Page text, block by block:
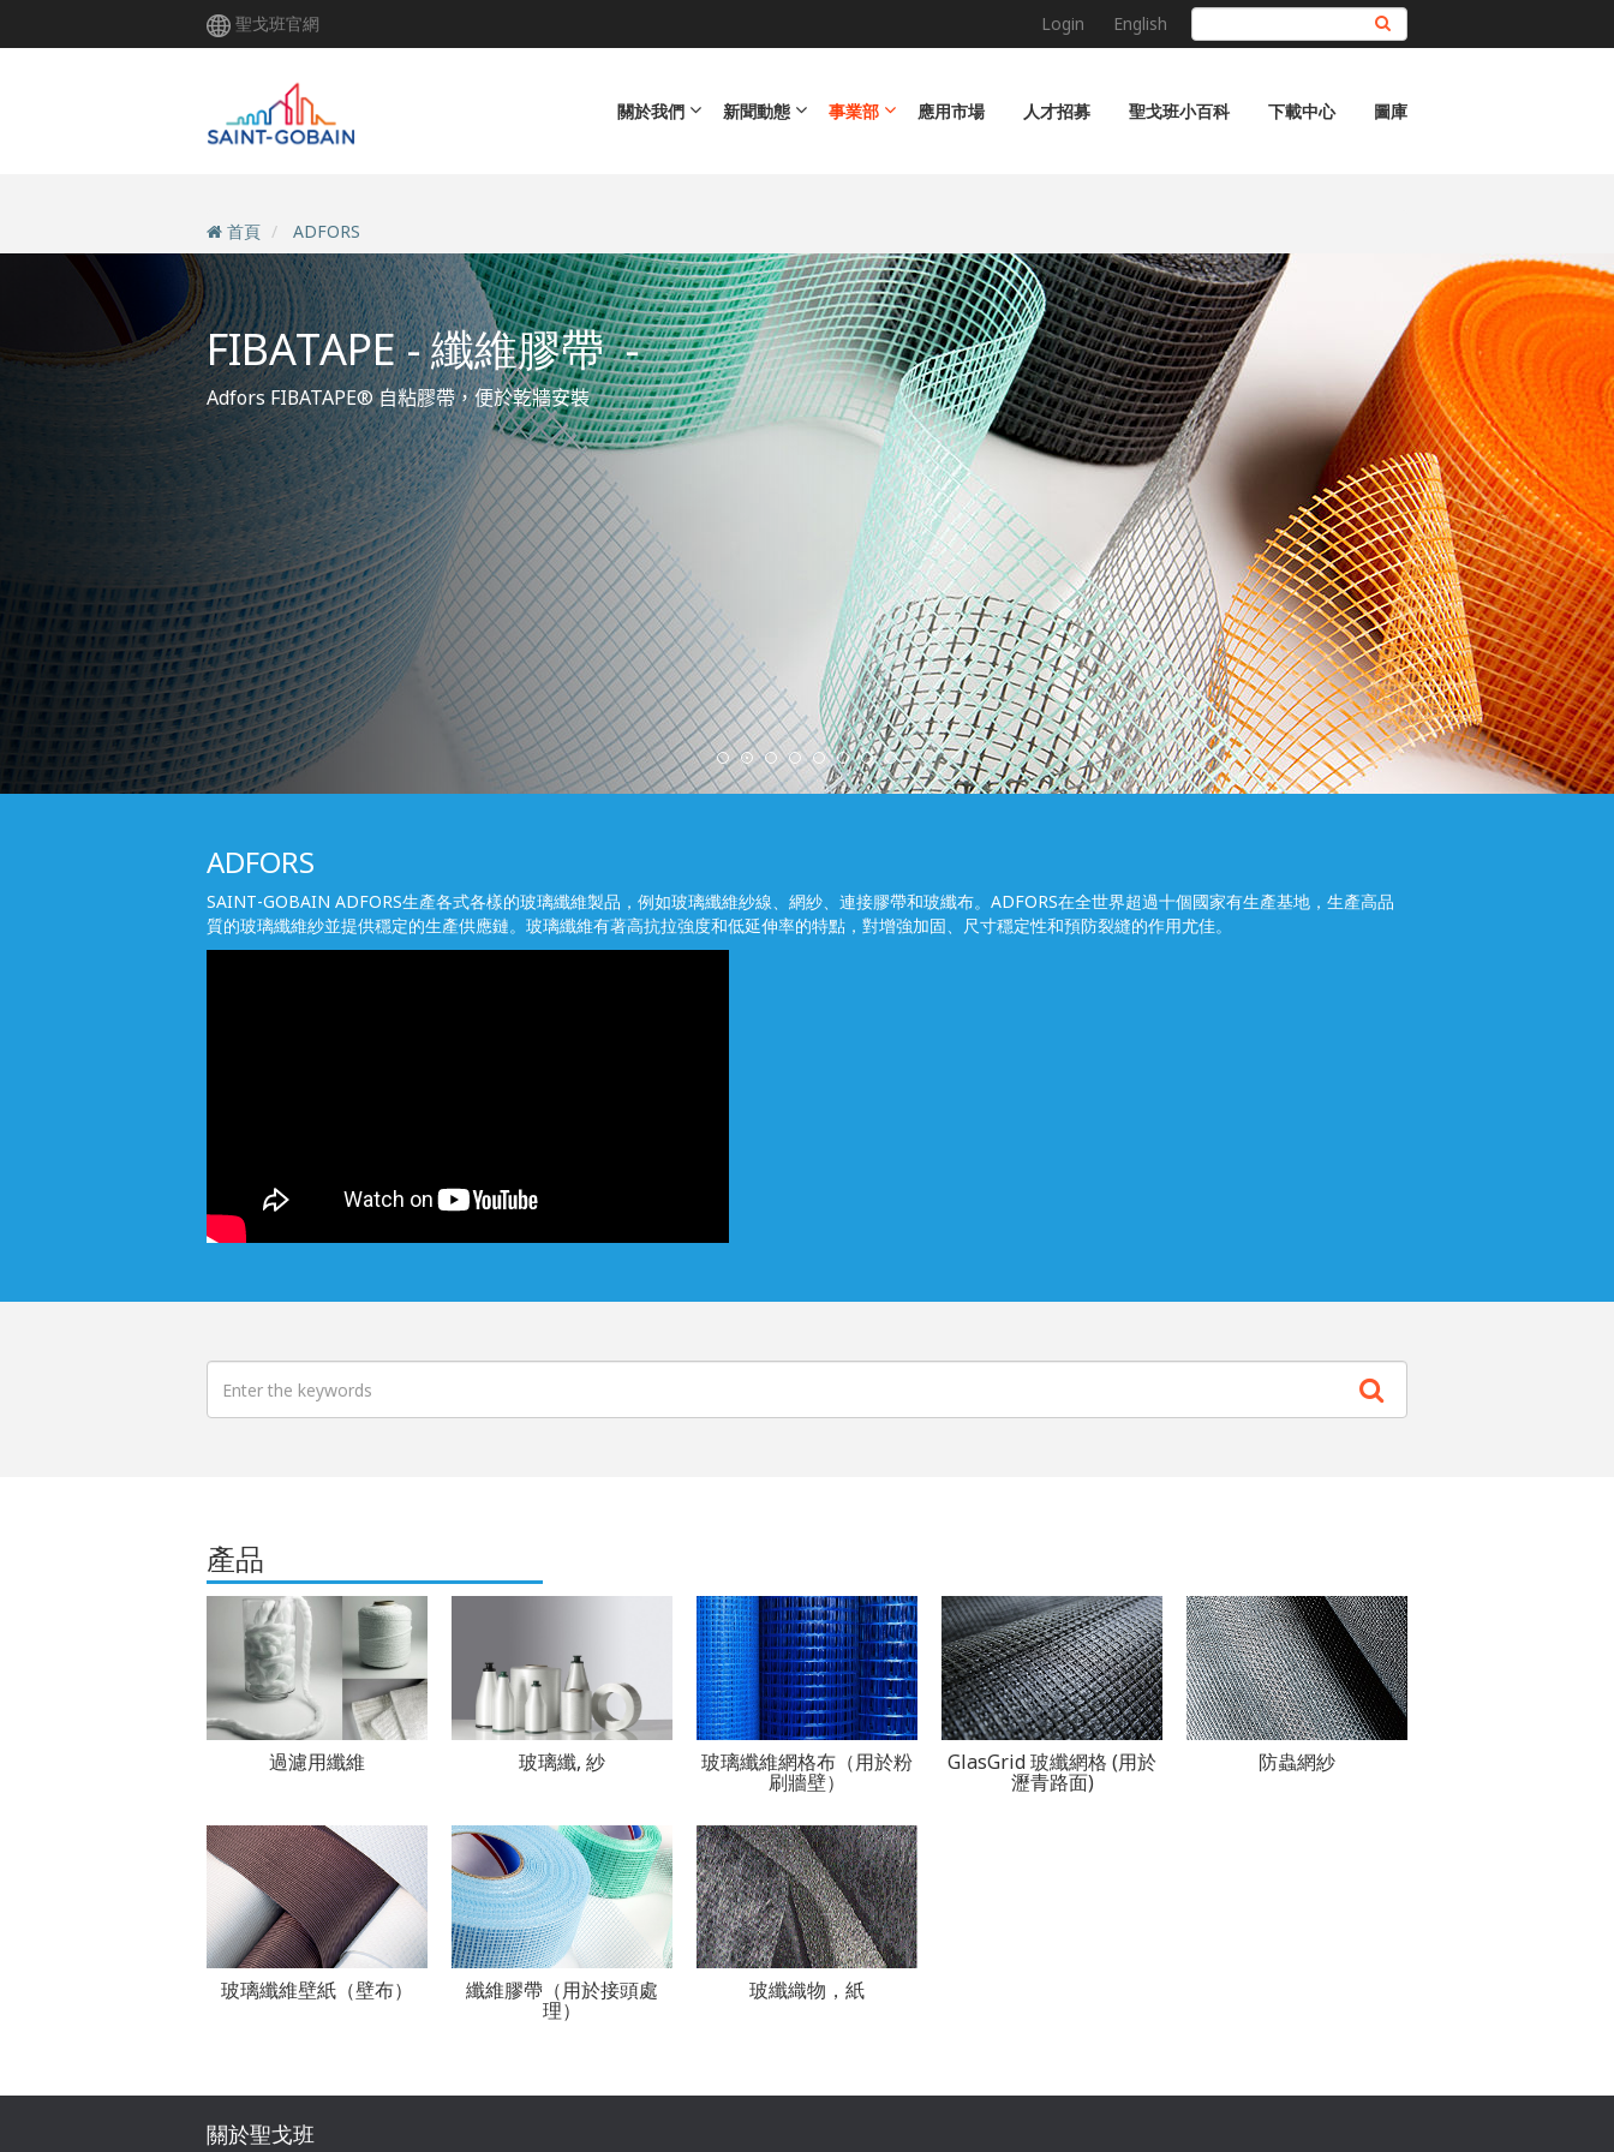
聖戈班官網 Login English
關於我們 新聞動態 事業部 應用市場 人才招募 聖戈班小百科 下載中心 圖庫
首頁 ADFORS
FIBATAPE - 纖維膠帶-
AdforsFIBATAPE®自粘膠帶，便於乾牆安裝
ADFORS
SAINT-GOBAIN ADFORS生產各式各樣的玻璃纖維製品，例如玻璃纖維紗線、網紗、連接膠帶和玻纖布。ADFORS在全世界超過十個國家有生產基地，生產高品
質的玻璃纖維紗並提供穩定的生產供應鏈。玻璃纖維有著高抗拉強度和低延伸率的特點，對增強加固、尺寸穩定性和預防裂縫的作用尤佳。
搜尋
產品
過濾用纖維 玻璃纖, 紗 玻璃纖維網格布（用於粉
刷牆壁）
GlasGrid 玻纖網格 (用於
瀝青路面)
防蟲網紗
玻璃纖維壁紙（壁布） 纖維膠帶（用於接頭處
理）
玻纖織物，紙
關於聖戈班